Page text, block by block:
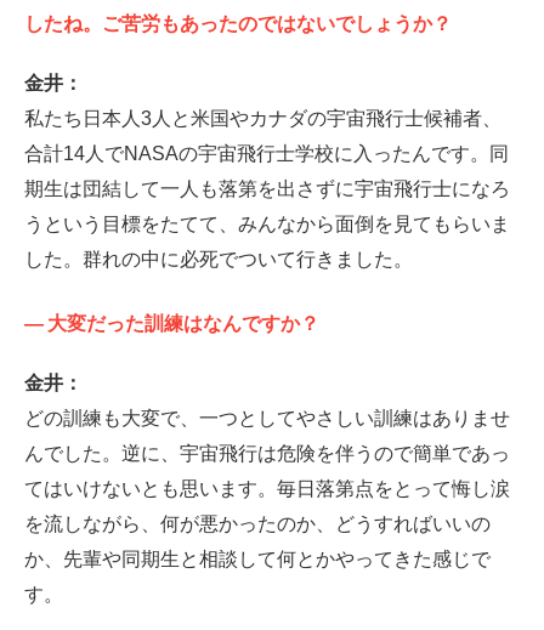
したね。ご苦労もあったのではないでしょうか？
金井：
私たち日本人3人と米国やカナダの宇宙飛行士候補者、
合計14人でNASAの宇宙飛行士学校に入ったんです。同
期生は団結して一人も落第を出さずに宇宙飛行士になろ
うという目標をたてて、みんなから面倒を見てもらいま
した。群れの中に必死でついて行きました。
— 大変だった訓練はなんですか？
金井：
どの訓練も大変で、一つとしてやさしい訓練はありませ
んでした。逆に、宇宙飛行は危険を伴うので簡単であっ
てはいけないとも思います。毎日落第点をとって悔し涙
を流しながら、何が悪かったのか、どうすればいいの
か、先輩や同期生と相談して何とかやってきた感じで
す。